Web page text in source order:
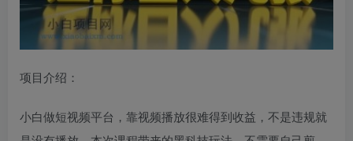
项目介绍：
小白做短视频平台，靠视频播放很难得到收益，不是违规就